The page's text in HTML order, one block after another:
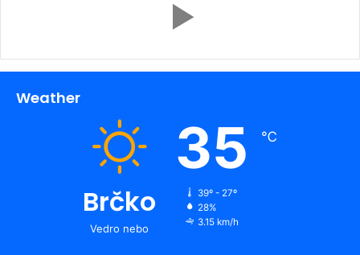
Weather
Brčko
Vedro nebo
35 ℃
39º - 27º
28%
3.15 km/h